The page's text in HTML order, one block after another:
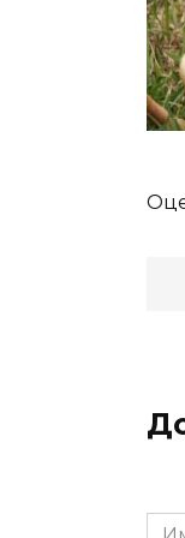
Имя